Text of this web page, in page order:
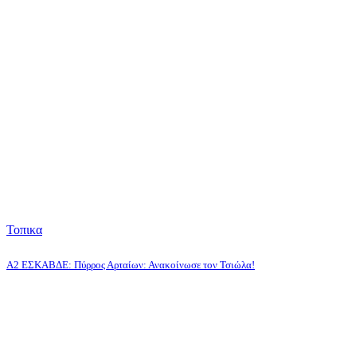
Τοπικα
A2 ΕΣΚΑΒΔΕ: Πύρρος Αρταίων: Ανακοίνωσε τον Τσιώλα!